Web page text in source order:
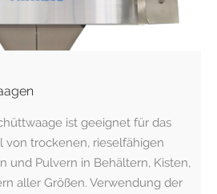
ist geeignet für das
von trockenen, rieselfähigen
und Pulvern in Behältern, Kisten,
aller Größen. Verwendung der